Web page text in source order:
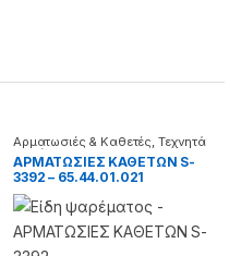
Αρματωσιές & Καθετές Τεχνητά
δολώματα
ΑΡΜΑΤΩΣΙΕΣ ΚΑΘΕΤΩΝ S-
3392 – 65.44.01.021